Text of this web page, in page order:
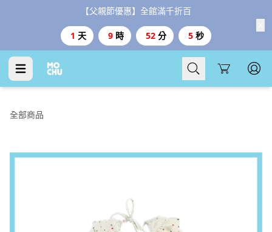
【父親節優惠】全館滿千折百
1 天 9 時 52 分 4 秒
Cart
全部商品